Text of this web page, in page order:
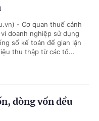
- Cơ quan thuế cảnh
doanh nghiệp sử dụng
sổ kế toán để gian lận
thu thập từ các tổ...
dòng vốn đều